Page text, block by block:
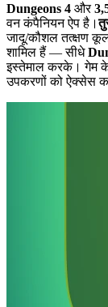
Dungeons 4 और
वन कंपैनियन ऐप है।
जादू/कौशल तत्क्षण
शामिल हैं — सीधे
इस्तेमाल करके। गेम
उपकरणों को ऐक्सेस